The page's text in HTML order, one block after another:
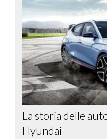
La storia delle
Hyundai